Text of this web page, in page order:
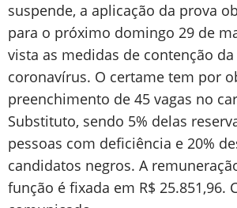
suspende, a aplicação da prova
para o próximo domingo 29 de
vista as medidas de contenção
coronavírus. O certame tem por
preenchimento de 45 vagas no
Substituto, sendo 5% delas
pessoas com deficiência e 20%
candidatos negros. A
função é fixada em R$ 25.851,96.